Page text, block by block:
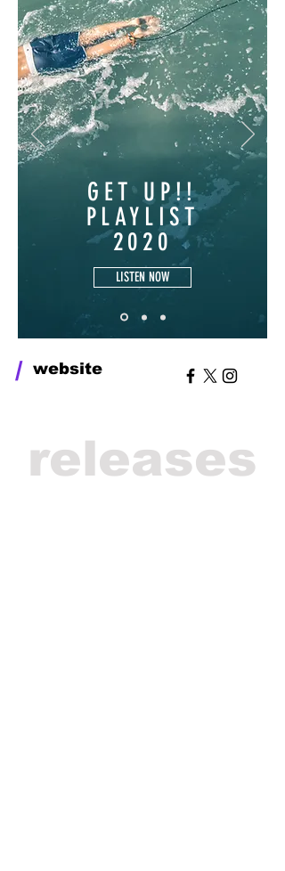
GET UP!!
PLAYLIST
2020
LISTEN NOW
/ website
releases